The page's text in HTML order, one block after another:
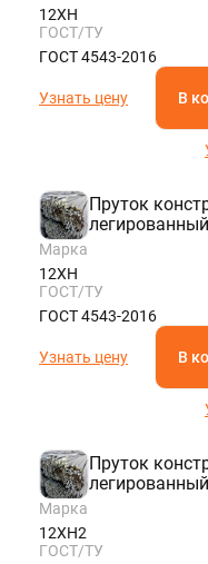
12ХН
ГОСТ/ТУ
ГОСТ 4543-2016
Узнать цену В
Пруток
легированный
Марка
12ХН
ГОСТ/ТУ
ГОСТ 4543-2016
Узнать цену В
Пруток
легированный
Марка
12ХН2
ГОСТ/ТУ